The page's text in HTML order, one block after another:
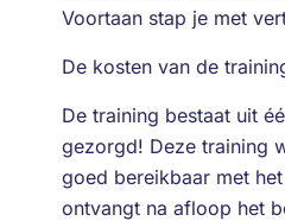
Voortaan stap je met
De kosten van de
De training bestaat uit
gezorgd! Deze training
goed bereikbaar met
ontvangt na afloop het